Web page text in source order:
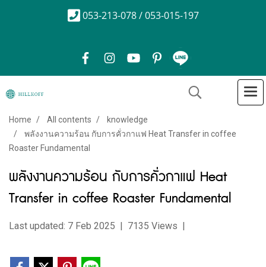
053-213-078 / 053-015-197
Home All contents
knowledge
พลังงานความร้อน กับการคั่วกาแฟ Heat Transfer in coffee
Roaster Fundamental
พลังงานความร้อน กับการคั่วกาแฟ Heat
Transfer in coffee Roaster Fundamental
Last updated: 7 Feb 2025 | 7135 Views |